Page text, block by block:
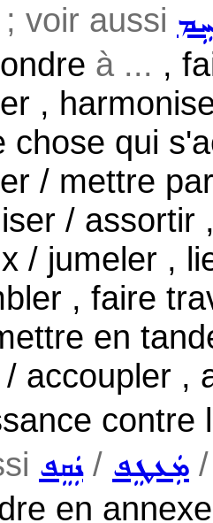
voir aussi
à ... ,
,
chose qui
/ mettre
/ assortir
/ jumeler ,
, faire
en
/ accoupler ,
contre
ܢܲܩܸܦ/ ܡܲܥܛܸܦ
en